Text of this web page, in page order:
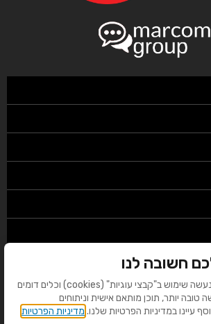
חשובה לנו
לידיעתכם, באתר זה נעשה שימוש ב"קבצי עוגיות" (cookies) וכלים דומים
טובה יותר, תוכן מותאם אישית וניתוחים
עיינו במדיניות הפרטיות שלנו. מדיניות הפרטיות